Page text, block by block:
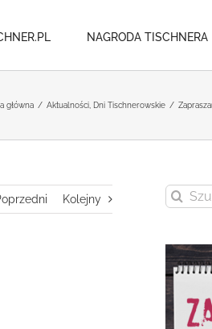
NAGRODA TISCHNERA
główna / Aktualności Dni Tischnerowskie /
Kolejny
Szukaj